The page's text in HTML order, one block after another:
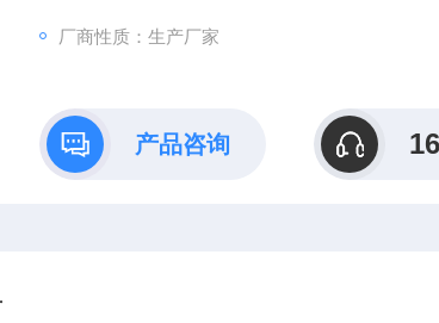
厂商性质：生产厂家
产品咨询